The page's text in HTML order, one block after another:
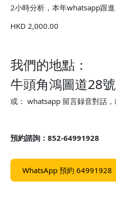
2小時分析，本年whatsapp跟進
HKD 2,000.00
我們的地點：
牛頭角鴻圖道28
或： whatsapp 留言録音對話
預約諮詢：852-64991928
WhatsApp 預約 64991928